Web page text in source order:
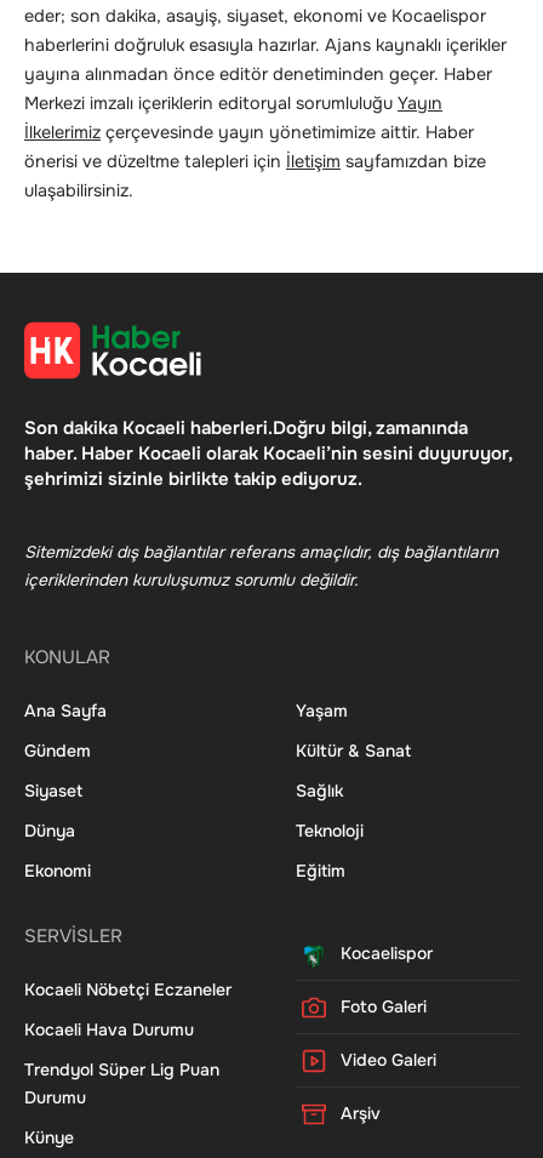
eder; son dakika, asayiş, siyaset, ekonomi ve Kocaelispor
haberlerini doğruluk esasıyla hazırlar. Ajans kaynaklı içerikler
yayına alınmadan önce editör denetiminden geçer. Haber
Merkezi imzalı içeriklerin editoryal sorumluluğu Yayın
İlkelerimiz çerçevesinde yayın yönetimimize aittir. Haber
önerisi ve düzeltme talepleri için İletişim sayfamızdan bize
ulaşabilirsiniz.
Son dakika Kocaeli haberleri.Doğru bilgi, zamanında
haber. Haber Kocaeli olarak Kocaeli’nin sesini duyuruyor,
şehrimizi sizinle birlikte takip ediyoruz.
Sitemizdeki dış bağlantılar referans amaçlıdır, dış bağlantıların
içeriklerinden kuruluşumuz sorumlu değildir.
KONULAR
Ana Sayfa
Gündem
Siyaset
Dünya
Ekonomi
Yaşam
Kültür & Sanat
Sağlık
Teknoloji
Eğitim
SERVİSLER
Kocaeli Nöbetçi Eczaneler
Kocaeli Hava Durumu
Trendyol Süper Lig Puan
Durumu
Künye
Kocaelispor
Foto Galeri
Video Galeri
Arşiv